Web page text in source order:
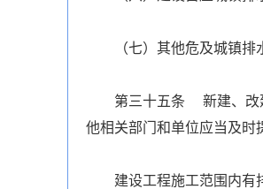
（七）其他危及城镇
第三十五条 新建、改
他相关部门和单位应当及时
建设工程施工范围内有